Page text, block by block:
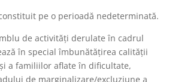
pe o perioadă nedeterminată.
de activităţi derulate în cadrul
în special îmbunătăţirea calităţii
a familiilor aflate în dificultate,
de marginalizare/excluziune a